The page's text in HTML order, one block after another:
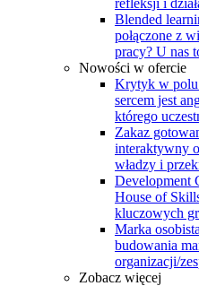
refleksji i
Blended
połączone z
pracy? U nas
Nowości w ofercie
Krytyk w
sercem jest
którego
Zakaz
interaktywny
władzy i
Development
House of
kluczowych
Marka
budowania
organizacji/
Zobacz więcej